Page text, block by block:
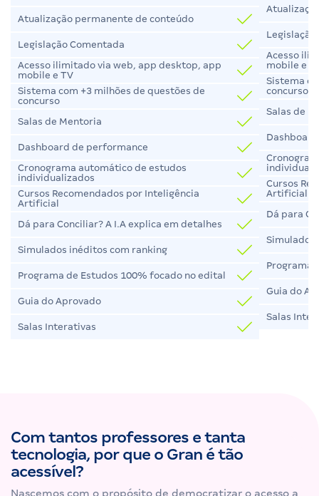
Atualização permanente de conteúdo
Legislação Comentada
Acesso ilimitado via web, app desktop, app
mobile e TV
Sistema com +3 milhões de questões de
concurso
Salas de Mentoria
Dashboard de performance
Cronograma automático de estudos
individualizados
Cursos Recomendados por Inteligência
Artificial
Dá para Conciliar? A I.A explica em detalhes
Simulados inéditos com ranking
Programa de Estudos 100% focado no edital
Guia do Aprovado
Salas Interativas
Acesso
mobile e
Sistema
concurso
Salas de
Cursos
Artificial
Dá para
Simulados
Programa
Guia do
Salas
Com tantos professores e tanta
tecnologia, por que o Gran é tão
acessível?
Nascemos com o propósito de democratizar o acesso a